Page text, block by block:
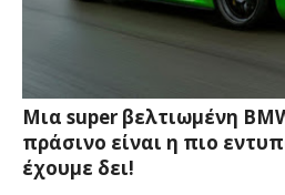
Μια super βελτιωμένη
πράσινο είναι η πιο
έχουμε δει!